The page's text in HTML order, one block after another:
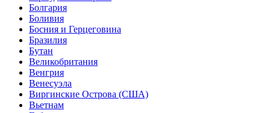
Болгария
Боливия
Босния и Герцеговина
Бразилия
Бутан
Великобритания
Венгрия
Венесуэла
Виргинские Острова (США)
Вьетнам